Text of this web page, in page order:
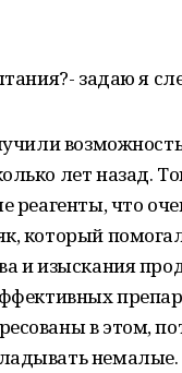
задаю я
лет назад.
реагенты, что
который
и изыскания
в этом,
немалые.